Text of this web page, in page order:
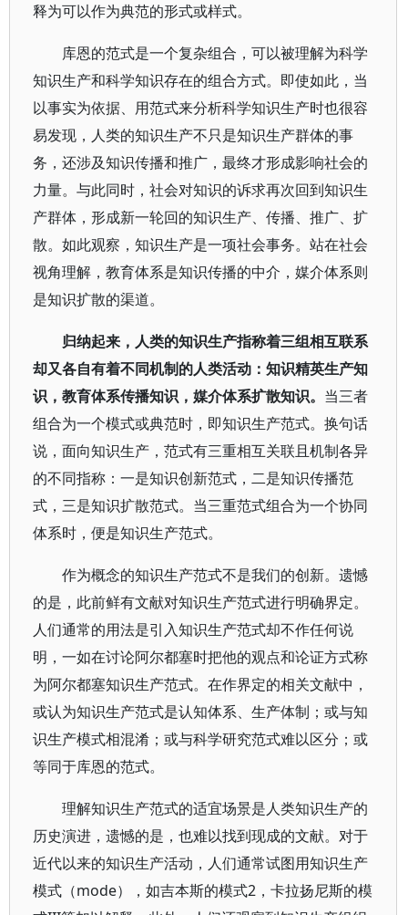
释为可以作为典范的形式或样式。
库恩的范式是一个复杂组合，可以被理解为科学
知识生产和科学知识存在的组合方式。即使如此，当
以事实为依据、用范式来分析科学知识生产时也很容
易发现，人类的知识生产不只是知识生产群体的事
务，还涉及知识传播和推广，最终才形成影响社会的
力量。与此同时，社会对知识的诉求再次回到知识生
产群体，形成新一轮回的知识生产、传播、推广、扩
散。如此观察，知识生产是一项社会事务。站在社会
视角理解，教育体系是知识传播的中介，媒介体系则
是知识扩散的渠道。
归纳起来，人类的知识生产指称着三组相互联系
却又各自有着不同机制的人类活动：知识精英生产知
识，教育体系传播知识，媒介体系扩散知识。 当三者
组合为一个模式或典范时，即知识生产范式。换句话
说，面向知识生产，范式有三重相互关联且机制各异
的不同指称：一是知识创新范式，二是知识传播范
式，三是知识扩散范式。当三重范式组合为一个协同
体系时，便是知识生产范式。
作为概念的知识生产范式不是我们的创新。遗憾
的是，此前鲜有文献对知识生产范式进行明确界定。
人们通常的用法是引入知识生产范式却不作任何说
明，一如在讨论阿尔都塞时把他的观点和论证方式称
为阿尔都塞知识生产范式。在作界定的相关文献中，
或认为知识生产范式是认知体系、生产体制；或与知
识生产模式相混淆；或与科学研究范式难以区分；或
等同于库恩的范式。
理解知识生产范式的适宜场景是人类知识生产的
历史演进，遗憾的是，也难以找到现成的文献。对于
近代以来的知识生产活动，人们通常试图用知识生产
模式（mode），如吉本斯的模式2，卡拉扬尼斯的模